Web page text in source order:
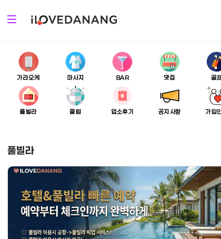
가라오케 마사지 BAR 맛집 골
풀빌라 클럽 업소후기 공지사항 가입
풀빌라